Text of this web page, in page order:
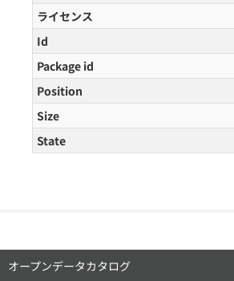
ライセンス
Id
Package id
Position
Size
State
オープンデータカタログ